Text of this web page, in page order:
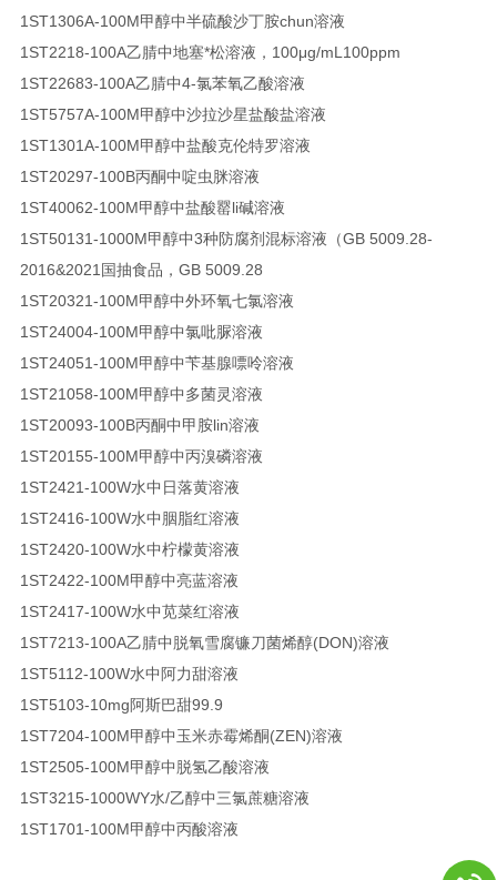
1ST1306A-100M甲醇中半硫酸沙丁胺chun溶液
1ST2218-100A乙腈中地塞*松溶液，100μg/mL 100ppm
1ST22683-100A乙腈中4-氯苯氧乙酸溶液
1ST5757A-100M甲醇中沙拉沙星盐酸盐溶液
1ST1301A-100M甲醇中盐酸克伦特罗溶液
1ST20297-100B丙酮中啶虫脒溶液
1ST40062-100M甲醇中盐酸罂li碱溶液
1ST50131-1000M甲醇中3种防腐剂混标溶液（GB 5009.28-
2016&2021国抽食品，GB 5009.28
1ST20321-100M甲醇中外环氧七氯溶液
1ST24004-100M甲醇中氯吡脲溶液
1ST24051-100M甲醇中苄基腺嘌呤溶液
1ST21058-100M甲醇中多菌灵溶液
1ST20093-100B丙酮中甲胺lin溶液
1ST20155-100M甲醇中丙溴磷溶液
1ST2421-100W水中日落黄溶液
1ST2416-100W水中胭脂红溶液
1ST2420-100W水中柠檬黄溶液
1ST2422-100M甲醇中亮蓝溶液
1ST2417-100W水中苋菜红溶液
1ST7213-100A乙腈中脱氧雪腐镰刀菌烯醇(DON)溶液
1ST5112-100W水中阿力甜溶液
1ST5103-10mg阿斯巴甜99.9
1ST7204-100M甲醇中玉米赤霉烯酮(ZEN)溶液
1ST2505-100M甲醇中脱氢乙酸溶液
1ST3215-1000WY水/乙醇中三氯蔗糖溶液
1ST1701-100M甲醇中丙酸溶液